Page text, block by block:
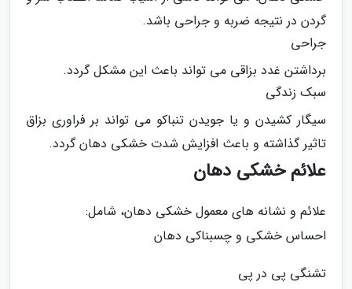
گردن در نتیجه ضربه و جراحی باشد.
جراحی
برداشتن غدد بزاقی می تواند باعث این مشکل گردد.
سبک زندگی
سیگار کشیدن و یا جویدن تنباکو می تواند بر فراوری بزاق
تاثیر گذاشته و باعث افزایش شدت خشکی دهان گردد.
علائم خشکی دهان
علائم و نشانه های معمول خشکی دهان، شامل:
احساس خشکی و چسبناکی دهان
تشنگی پی در پی